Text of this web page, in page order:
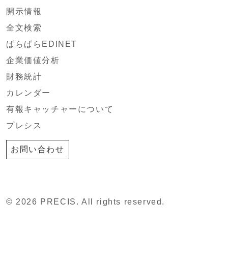
開示情報
全文検索
ぱらぱらEDINET
企業価値分析
財務統計
カレンダー
有報キャッチャーについて
プレシス
お問い合わせ
© 2026 PRECIS. All rights reserved.